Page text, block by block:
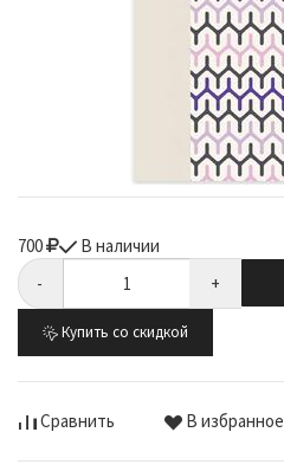
700
В наличии
-
+
Купить со скидкой
Сравнить В избранное